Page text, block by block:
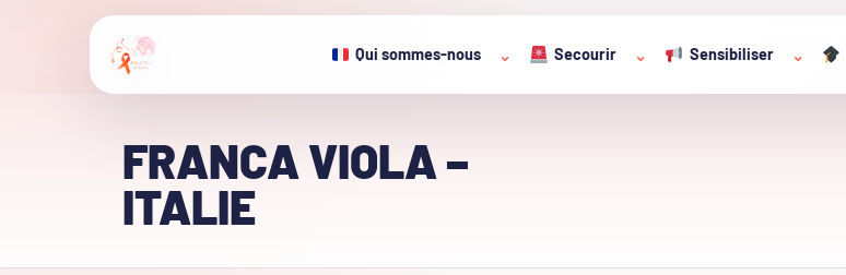
Qui sommes-nous ⌄ Secourir ⌄ Sensibiliser ⌄
FRANCA VIOLA –
ITALIE